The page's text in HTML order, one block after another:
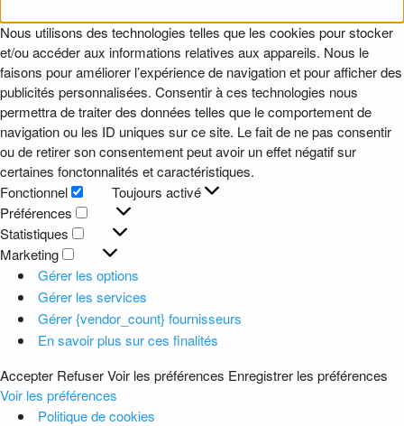
Nous utilisons des technologies telles que les cookies pour stocker
et/ou accéder aux informations relatives aux appareils. Nous le
faisons pour améliorer l’expérience de navigation et pour afficher des
publicités personnalisées. Consentir à ces technologies nous
permettra de traiter des données telles que le comportement de
navigation ou les ID uniques sur ce site. Le fait de ne pas consentir
ou de retirer son consentement peut avoir un effet négatif sur
certaines fonctonnalités et caractéristiques.
Fonctionnel
Fonctionnel
Toujours activé
Préférences
Préférences
Statistiques
Statistiques
Marketing
Marketing
Gérer les options
Gérer les services
Gérer {vendor_count} fournisseurs
En savoir plus sur ces finalités
Accepter RefuserVoir les préférences Enregistrer les préférences
Voir les préférences
Politique de cookies